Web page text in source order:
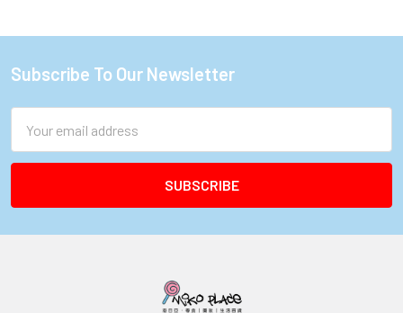
Footer
Subscribe To Our Newsletter
Address